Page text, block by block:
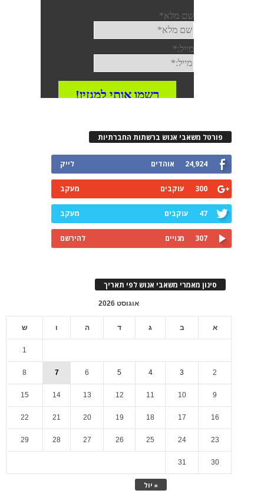
פורטל משאבי אנוש ברשתות החברתיות
24,924 אוהדים לייק
300 עוקבים מעקב
47 עוקבים מעקב
307 מנויים להירשם
סינון מאמרי משאבי אנוש לפי תאריך
אוגוסט 2026
א ב ג ד ה ו ש
« יול
1
2
3
4
5
6
7
8
9
10
11
12
13
14
15
16
17
18
19
20
21
22
23
24
25
26
27
28
29
30
31